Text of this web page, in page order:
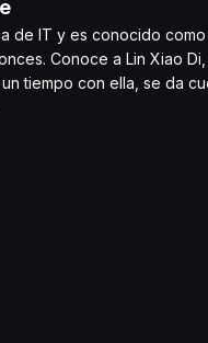
de IT y es conocido
Conoce a Lin Xiao
tiempo con ella, se da